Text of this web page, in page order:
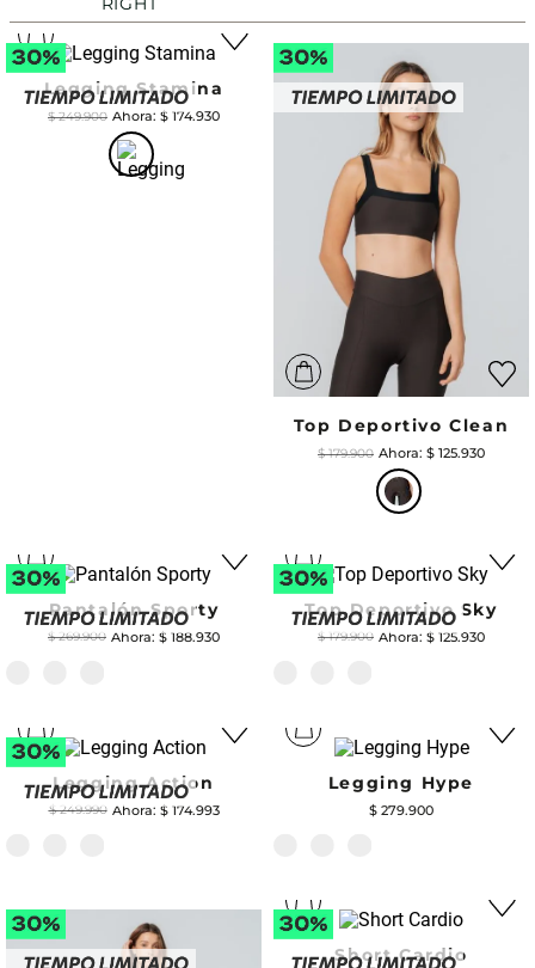
Legging Stamina
$ 249.900 $ 174.930
Top Deportivo Clean
$ 179.900 $ 125.930
Pantalón Sporty
$ 269.900 $ 188.930
Top Deportivo Sky
$ 179.900 $ 125.930
Legging Action
$ 249.990 $ 174.993
Legging Hype
$ 279.900
Short Cardio